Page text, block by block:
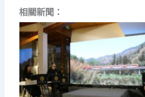
相關新聞：